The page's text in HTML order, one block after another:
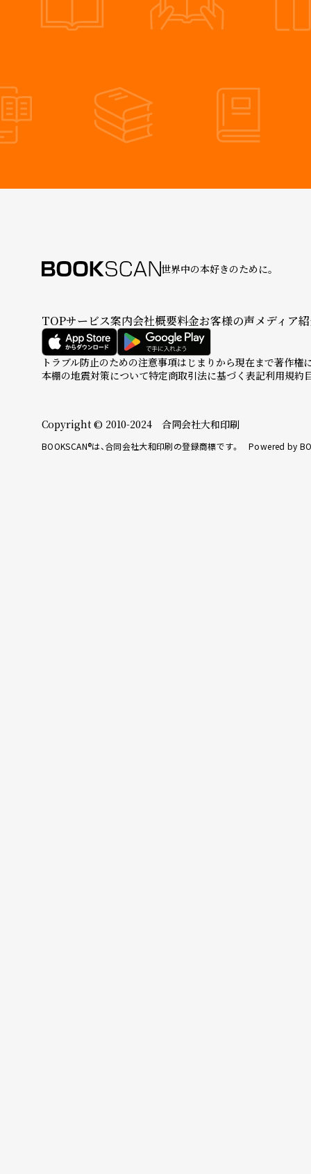
世界中の本好きのために。
TOPサービス案内会社概要料金お客様の声メディア
トラブル防止のための注意事項はじまりから現在まで著作権
本棚の地震対策について特定商取引法に基づく表記利用規約
Copyright © 2010-2024 合同会社大和印刷
BOOKSCAN®は、合同会社大和印刷の登録商標です。 Powered by